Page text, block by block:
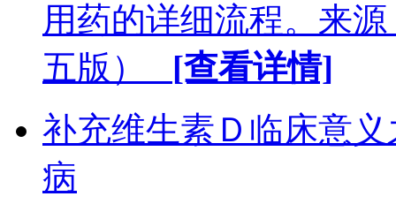
用药的详细流程。来
五版） [查看详情]
补充维生素Ｄ临床意
病